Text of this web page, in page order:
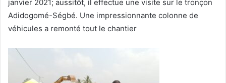
janvier 2021; aussitôt, il effectue une visite sur le tronçon
Adidogomé-Ségbé. Une impressionnante colonne de
véhicules a remonté tout le chantier